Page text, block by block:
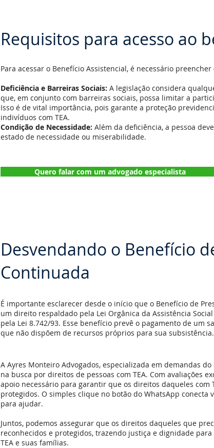
Requisitos para acesso ao
Para acessar o Benefício Assistencial, é necessário
Deficiência e Barreiras Sociais: A legislação considera
que, em conjunto com barreiras sociais, possa limitar a
Isso é de vital importância, pois garante a proteção
indivíduos com TEA.
Condição de Necessidade: Além da deficiência, a pessoa
estado de necessidade ou miserabilidade.
Quero falar com um advogado especialista
Desvendando o Benefício
Continuada
É importante esclarecer desde o início que o Benefício de
um direito respaldado pela Lei Orgânica da Assistência Social
pela Lei 8.742/93. Esse benefício prevê o pagamento de um
que não dispõem de recursos próprios para sua subsistência.
A Ayres Monteiro Advogados, especializada em demandas
na busca por direitos de pessoas com TEA. Com avaliações
apoio necessário para garantir que os direitos daqueles com
protegidos. O simples clique no botão do WhatsApp conecta
para ajudar.
Juntos, podemos assegurar que os direitos daqueles que
reconhecidos e protegidos, trazendo justiça e dignidade para
TEA e suas famílias.